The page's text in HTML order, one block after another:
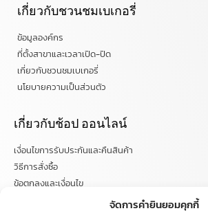
จัดการคำยินยอมคุกกี้
เกี่ยวกับชวนชมเบเกอรี่
ข้อมูลองค์กร
ที่ตั้งสาขาและเวลาเปิด-ปิด
เกี่ยวกับชวนชมเบเกอรี่
นโยบายความเป็นส่วนตัว
เกี่ยวกับช้อป ออนไลน์
เงื่อนไขการรับประกันและคืนสินค้า
วิธีการสั่งซื้อ
ข้อตกลงและเงื่อนไข